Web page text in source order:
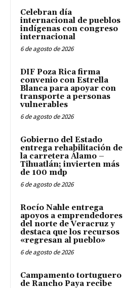
Celebran día
internacional de pueblos
indígenas con congreso
internacional
6 de agosto de 2026
DIF Poza Rica firma
convenio con Estrella
Blanca para apoyar con
transporte a personas
vulnerables
6 de agosto de 2026
Gobierno del Estado
entrega rehabilitación de
la carretera Álamo –
Tihuatlán; invierten más
de 100 mdp
6 de agosto de 2026
Rocío Nahle entrega
apoyos a emprendedores
del norte de Veracruz y
destaca que los recursos
«regresan al pueblo»
6 de agosto de 2026
Campamento tortuguero
de Rancho Paya recibe